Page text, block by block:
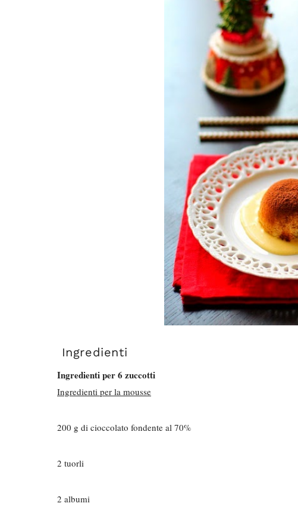
Ingredienti
Ingredienti per 6 zuccotti
Ingredienti per la mousse
200 g di cioccolato fondente al 70%
2 tuorli
2 albumi